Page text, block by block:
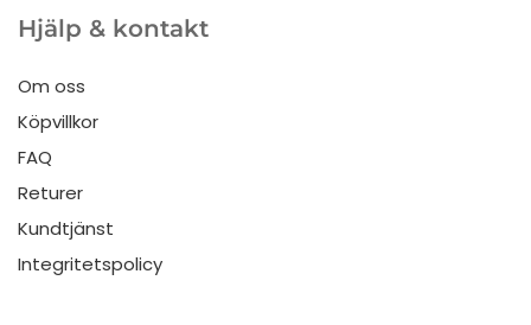
Hjälp & kontakt
Om oss
Köpvillkor
FAQ
Returer
Kundtjänst
Integritetspolicy